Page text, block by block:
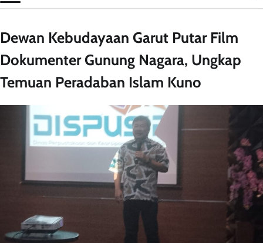
Dewan Kebudayaan Garut Putar Film
Dokumenter Gunung Nagara, Ungkap
Temuan Peradaban Islam Kuno